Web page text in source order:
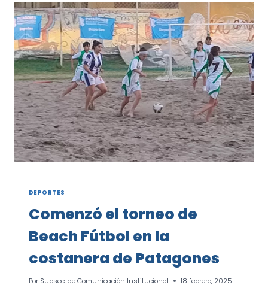
CAMPEÓN
Y
SUBCAMPEÓN
EN
EL
ARGENTINO
DE
MARATÓN
DEPORTES
Comenzó el torneo de
Beach Fútbol en la
costanera de Patagones
Por Subsec. de Comunicación Institucional 18 febrero, 2025